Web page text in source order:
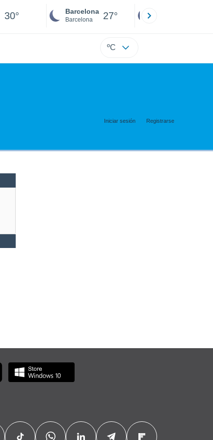
30° Barcelona
Barcelona 27°
ºC
Iniciar sesión Registrarse